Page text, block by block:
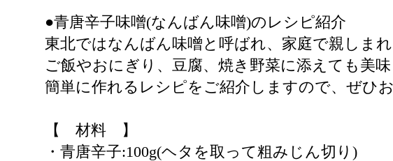
●青唐辛子味噌(なんばん味噌)のレシピ紹介
東北ではなんばん味噌と呼ばれ、家庭で親しまれ
ご飯やおにぎり、豆腐、焼き野菜に添えても美
簡単に作れるレシピをご紹介しますので、ぜひ
【 材料 】
・青唐辛子:100g(ヘタを取って粗みじん切り)